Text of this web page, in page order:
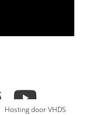
Hosting door VHDS